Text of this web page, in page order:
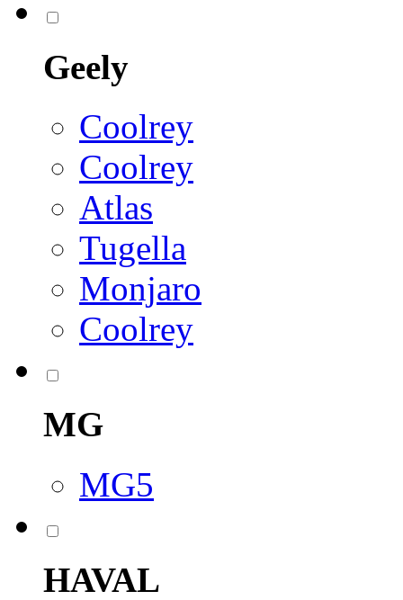
Geely
Coolrey
Coolrey
Atlas
Tugella
Monjaro
Coolrey
MG
MG5
HAVAL